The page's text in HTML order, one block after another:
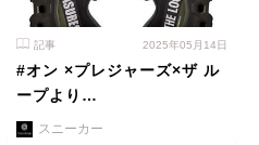
記事 2025年05月14日
#オン ×プレジャーズ×ザ ル
ープより…
スニーカー